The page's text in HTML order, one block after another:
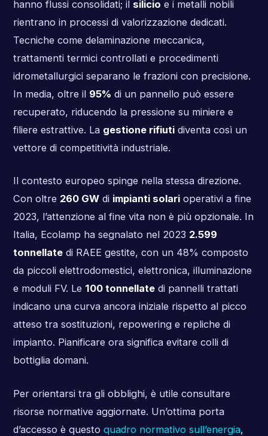
hanno flussi consolidati; il silicio e i metalli nobili
rientrano in processi di valorizzazione dedicati.
Tecniche come delaminazione meccanica,
trattamenti termici controllati e procedimenti
idrometallurgici separano le frazioni con precisione.
In media, oltre il 95% di un pannello può essere
recuperato, riducendo la pressione su miniere e
filiere estrattive. La gestione rifiutidiventa così un
vettore di competitività industriale.
Il contesto europeo spinge nella stessa direzione.
Con oltre 260 GWdi impianti solarioperativi a fine
2023, l’attenzione al fine vita non è più opzionale. In
Italia, Ecolamp ha segnalato nel 2023 2.599
tonnellatedi RAEE gestite, con un 48% composto
da piccoli elettrodomestici, elettronica, illuminazione
e moduli FV. Le 100 tonnellatedi pannelli trattati
indicano una curva ancora iniziale rispetto al picco
atteso tra sostituzioni, repowering e repliche di
impianto. Pianificare ora significa evitare colli di
bottiglia domani.
Per orientarsi tra gli obblighi, è utile consultare
risorse normative aggiornate. Un’ottima porta
d’accesso è questo quadro normativo sull’energia,